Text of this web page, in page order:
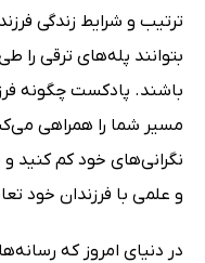
ترتیب و شرایط زندگی
بتوانند پله‌های ترقی
باشند. پادکست چگونه
مسیر شما را همراهی
نگرانی‌های خود کم کنید و
و علمی با فرزندان خود
در دنیای امروز که